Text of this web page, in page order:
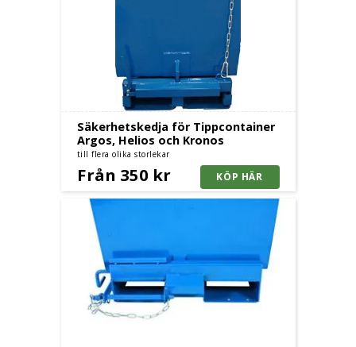
Säkerhetskedja för Tippcontainer
Argos, Helios och Kronos
till flera olika storlekar
Från 350 kr